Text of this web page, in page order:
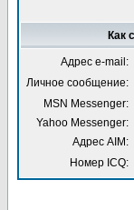
Как
Адрес e-mail:
Личное сообщение:
MSN Messenger:
Yahoo Messenger:
Адрес AIM:
Номер ICQ: